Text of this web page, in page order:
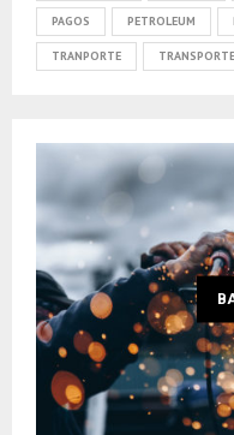
PAGOS PETROLEUM
TRANPORTE TRANSPORTE